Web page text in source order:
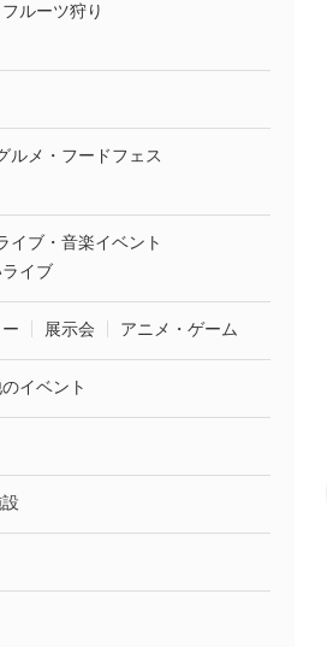
ルーツ狩り
ルメ・フードフェス
イブ・音楽イベント
イブ
展示会 アニメ・ゲーム
イベント